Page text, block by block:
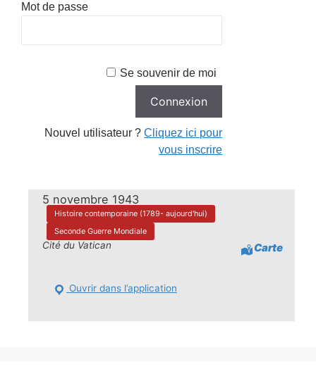
Mot de passe
Se souvenir de moi
Nouvel utilisateur ?Cliquez ici pour
vous inscrire
5 novembre 1943
Histoire contemporaine (1789- aujourd'hui)
Seconde Guerre Mondiale
Cité du Vatican Carte
Ouvrir dans l’application